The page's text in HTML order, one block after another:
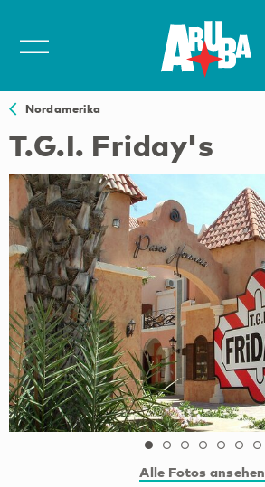
Nordamerika
T.G.I. Friday's
Alle Fotos ansehen